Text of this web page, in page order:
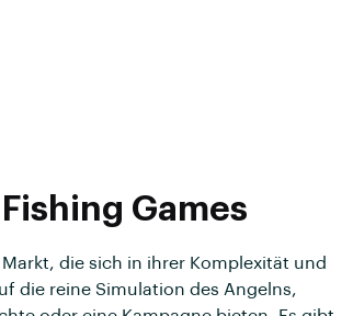
Games
die sich in ihrer Komplexität und
die reine Simulation des Angelns,